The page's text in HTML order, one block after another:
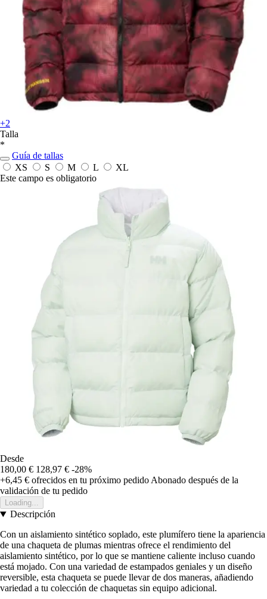
+2
Talla
*
Guía de tallas
XS
S M L
XL
Este campo es obligatorio
Desde
180,00 € 128,97 € -28%
+6,45 € ofrecidos en tu próximo pedidoAbonado después de la
validación de tu pedido
Loading...
Descripción
Con un aislamiento sintético soplado, este plumífero tiene la apariencia
de una chaqueta de plumas mientras ofrece el rendimiento del
aislamiento sintético, por lo que se mantiene caliente incluso cuando
está mojado. Con una variedad de estampados geniales y un diseño
reversible, esta chaqueta se puede llevar de dos maneras, añadiendo
variedad a tu colección de chaquetas sin equipo adicional.